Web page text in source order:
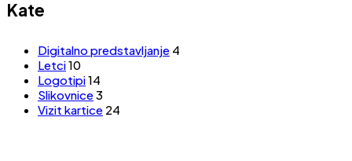
Kate
Digitalno predstavljanje 4
Letci10
Logotipi14
Slikovnice3
Vizit kartice 24